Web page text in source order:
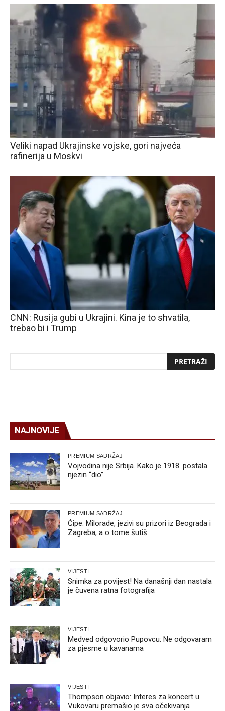
Veliki napad Ukrajinske vojske, gori najveća
rafinerija u Moskvi
CNN: Rusija gubi u Ukrajini. Kina je to shvatila,
trebao bi i Trump
NAJNOVIJE
PREMIUM SADRŽAJ
Vojvodina nije Srbija. Kako je 1918. postala
njezin “dio”
PREMIUM SADRŽAJ
Ćipe: Milorade, jezivi su prizori iz Beograda i
Zagreba, a o tome šutiš
VIJESTI
Snimka za povijest! Na današnji dan nastala
je čuvena ratna fotografija
VIJESTI
Medved odgovorio Pupovcu: Ne odgovaram
za pjesme u kavanama
VIJESTI
Thompson objavio: Interes za koncert u
Vukovaru premašio je sva očekivanja